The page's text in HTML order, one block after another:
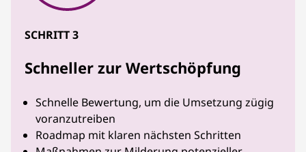
SCHRITT 3
Schneller zur Wertschöpfung
Schnelle Bewertung, um die Umsetzung zügig
voranzutreiben
Roadmap mit klaren nächsten Schritten